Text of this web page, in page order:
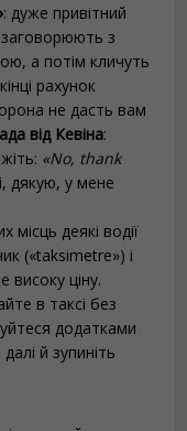
: дуже привітний
заговорюють з
а потім кличуть
рахунок
не дасть вам
від Кевіна:
«No, thank
дякую, у мене
місць деякі водії
(«taksimetre») і
високу ціну.
в таксі без
додатками
й зупиніть